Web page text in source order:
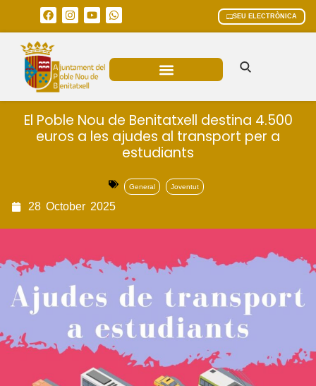
SEU ELECTRÒNICA
El Poble Nou de Benitatxell destina 4.500
euros a les ajudes al transport per a
estudiants
General Joventut
28 October 2025